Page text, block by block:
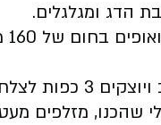
הדג ומגלגלים.
מעלות למשך 15 דקות.
לצלחת.
שהכנו, מזלפים